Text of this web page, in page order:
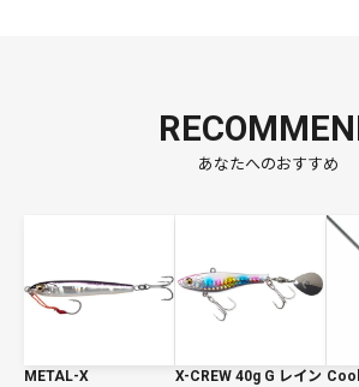
あなたへのおすすめ
METAL-X
X-CREW 40g G レイン